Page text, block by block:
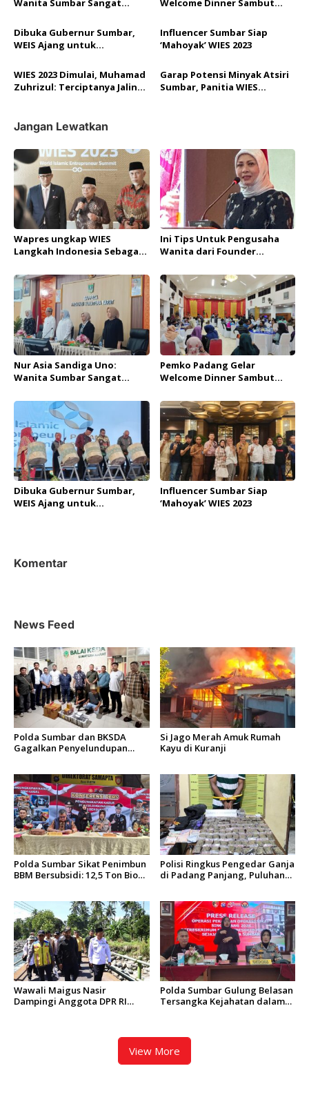
p
o
s
Wanita Sumbar Sangat
Ekonomi Sosial
Welcome Dinner Sambut
Dibuka Gubernur Sumbar,
WEIS Ajang untuk
Kewirausahaan Islam
Influencer Sumbar Siap
‘Mahoyak’ WIES 2023
WIES 2023 Dimulai, Muhamad
Zuhrizul: Terciptanya Jalinan
Garap Potensi Minyak Atsiri
Sumbar, Panitia WIES
Jangan Lewatkan
Wapres ungkap WIES
Langkah Indonesia Sebagai
Ini Tips Untuk Pengusaha
Wanita dari Founder
Nur Asia Sandiga Uno:
Wanita Sumbar Sangat
Ekonomi Sosial
Pemko Padang Gelar
Welcome Dinner Sambut
Dibuka Gubernur Sumbar,
WEIS Ajang untuk
Influencer Sumbar Siap
‘Mahoyak’ WIES 2023
Komentar
News Feed
Polda Sumbar dan BKSDA
Gagalkan Penyelundupan
Si Jago Merah Amuk Rumah
Kayu di Kuranji
Polda Sumbar Sikat Penimbun
BBM Bersubsidi: 12,5 Ton Bio
Polisi Ringkus Pengedar Ganja
di Padang Panjang, Puluhan
Wawali Maigus Nasir
Dampingi Anggota DPR RI
Kalawi dan Infrastruktur
Polda Sumbar Gulung Belasan
Tersangka Kejahatan dalam
View More